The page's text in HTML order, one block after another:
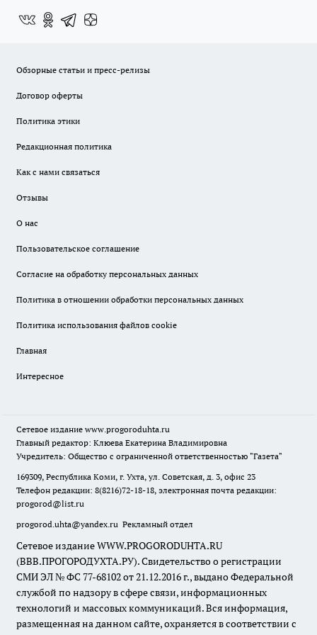
Обзорные статьи и пресс-релизы
Договор оферты
Политика этики
Редакционная политика
Как с нами связаться
Отзывы
О нас
Пользовательское соглашение
Согласие на обработку персональных данных
Политика в отношении обработки персональных данных
Политика использования файлов cookie
Главная
Интересное
Сетевое издание www.progoroduhta.ru
Главный редактор: Клюева Екатерина Владимировна
Учредитель: Общество с ограниченной ответственностью "Газета"
169309, Республика Коми, г. Ухта, ул. Советская, д. 3, офис 23
Телефон редакции: 8(8216)72-18-18, электронная почта редакции:
progorod@list.ru
progorod.uhta@yandex.ru Рекламный отдел
Сетевое издание WWW.PROGORODUHTA.RU
(ВВВ.ПРОГОРОДУХТА.РУ). Свидетельство о регистрации
СМИ ЭЛ № ФС 77-68102 от 21.12.2016 г., выдано Федеральной
службой по надзору в сфере связи, информационных
технологий и массовых коммуникаций. Вся информация,
размещенная на данном сайте, охраняется в соответствии с